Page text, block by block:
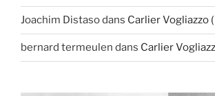
Joachim Distasodans Carlier Vogliazzo
bernard termeulen dans Carlier